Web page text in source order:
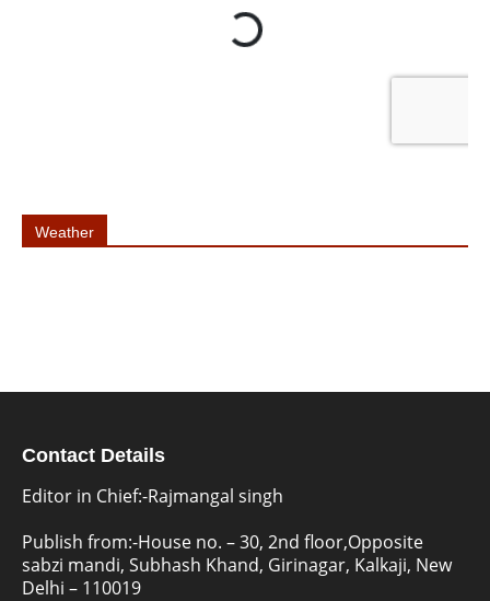
Weather
Contact Details
Editor in Chief:-Rajmangal singh
Publish from:-House no. – 30, 2nd floor,Opposite
sabzi mandi, Subhash Khand, Girinagar, Kalkaji, New
Delhi – 110019